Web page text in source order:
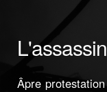
Âpre